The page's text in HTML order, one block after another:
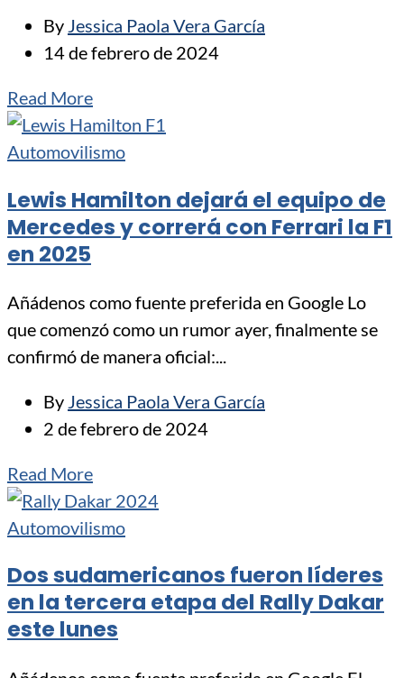
By Jessica Paola Vera García
14 de febrero de 2024
Read More
Automovilismo
Lewis Hamilton dejará el equipo de
Mercedes y correrá con Ferrari la F1
en 2025
Añádenos como fuente preferida en Google Lo
que comenzó como un rumor ayer, finalmente se
confirmó de manera oficial:...
By Jessica Paola Vera García
2 de febrero de 2024
Read More
Automovilismo
Dos sudamericanos fueron líderes
en la tercera etapa del Rally Dakar
este lunes